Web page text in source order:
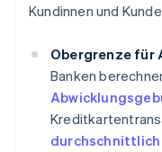
Kundinnen und
Obergrenze für
Banken
durchschnittlich